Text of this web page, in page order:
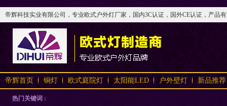
帝辉科技实业有限公司，专业欧式户外灯厂家，国内3C认证，国外CE认证，产
帝辉首页 铜灯 欧式庭院灯 太阳能LED 户外壁灯 新品推荐
热门关键词 :